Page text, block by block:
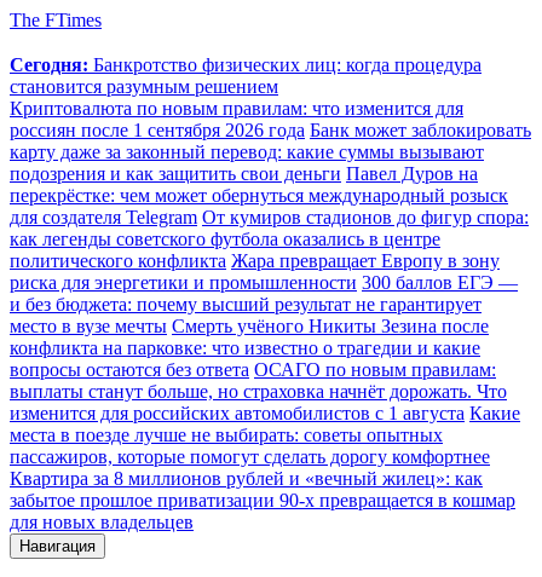
The FTimes
Сегодня: Банкротство физических лиц: когда процедура
становится разумным решением
Криптовалюта по новым правилам: что изменится для
россиян после 1 сентября 2026 года Банк может заблокировать
карту даже за законный перевод: какие суммы вызывают
подозрения и как защитить свои деньги Павел Дуров на
перекрёстке: чем может обернуться международный розыск
для создателя Telegram От кумиров стадионов до фигур спора:
как легенды советского футбола оказались в центре
политического конфликта Жара превращает Европу в зону
риска для энергетики и промышленности 300 баллов ЕГЭ —
и без бюджета: почему высший результат не гарантирует
место в вузе мечты Смерть учёного Никиты Зезина после
конфликта на парковке: что известно о трагедии и какие
вопросы остаются без ответа ОСАГО по новым правилам:
выплаты станут больше, но страховка начнёт дорожать. Что
изменится для российских автомобилистов с 1 августа Какие
места в поезде лучше не выбирать: советы опытных
пассажиров, которые помогут сделать дорогу комфортнее
Квартира за 8 миллионов рублей и «вечный жилец»: как
забытое прошлое приватизации 90-х превращается в кошмар
для новых владельцев
Навигация